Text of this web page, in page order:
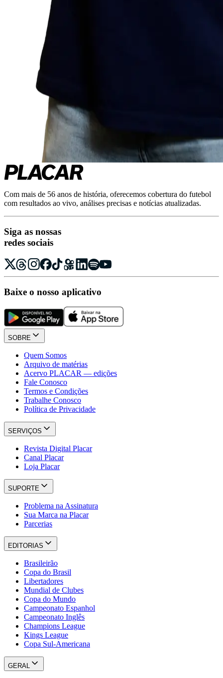
Com mais de 56 anos de história, oferecemos cobertura do futebol
com resultados ao vivo, análises precisas e notícias atualizadas.
Siga as nossas
redes sociais
Baixe o nosso aplicativo
SOBRE
Quem Somos
Arquivo de matérias
Acervo PLACAR — edições
Fale Conosco
Termos e Condições
Trabalhe Conosco
Política de Privacidade
SERVIÇOS
Revista Digital Placar
Canal Placar
Loja Placar
SUPORTE
Problema na Assinatura
Sua Marca na Placar
Parcerias
EDITORIAS
Brasileirão
Copa do Brasil
Libertadores
Mundial de Clubes
Copa do Mundo
Campeonato Espanhol
Campeonato Inglês
Champions League
Kings League
Copa Sul-Americana
GERAL